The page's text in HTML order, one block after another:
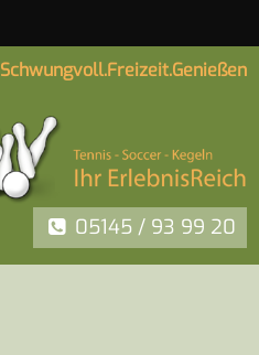
Schwungvoll.Freizeit.Genießen
05145 / 93 99 20